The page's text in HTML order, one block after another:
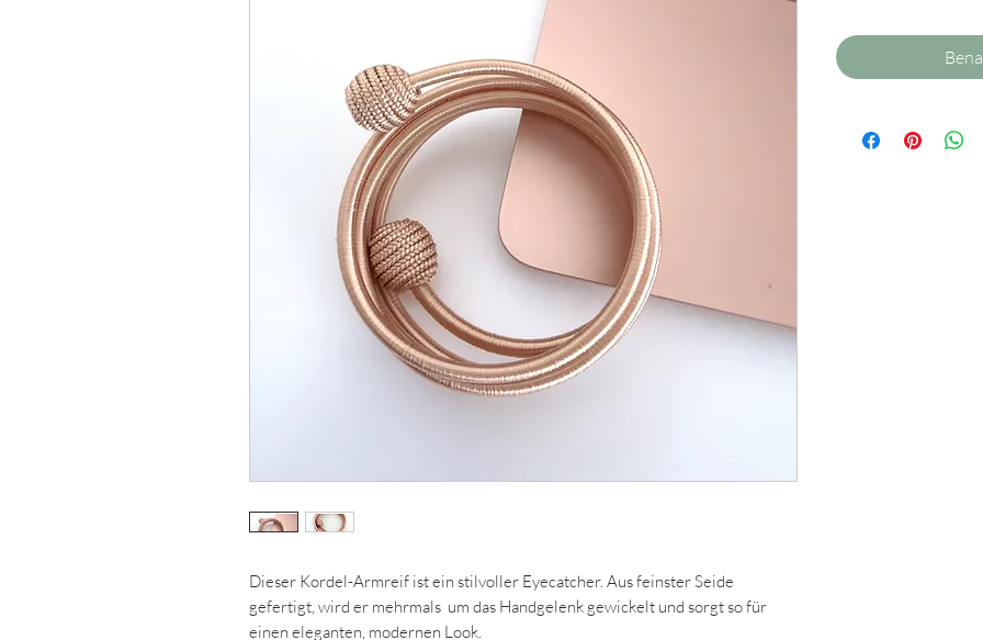
Dieser Kordel-Armreif ist ein stilvoller Eyecatcher. Aus feinster Seide
gefertigt, wird er mehrmals um das Handgelenk gewickelt und sorgt so für
einen eleganten, modernen Look.